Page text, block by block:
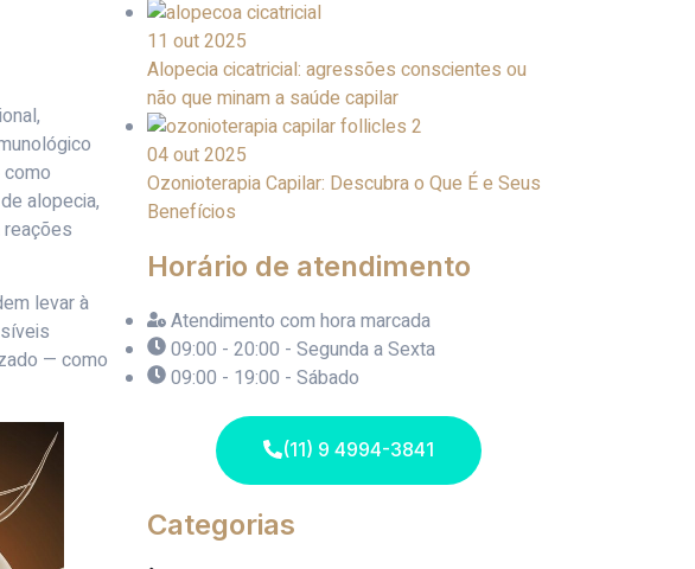
alopecia,
levar à
— como
11 out 2025
Alopecia cicatricial: agressões conscientes ou
não que minam a saúde capilar
04 out 2025
Ozonioterapia Capilar: Descubra o Que É e Seus
Benefícios
Horário de atendimento
Atendimento com hora marcada
09:00 - 20:00 - Segunda a Sexta
09:00 - 19:00 - Sábado
(11) 9 4994-3841
Categorias